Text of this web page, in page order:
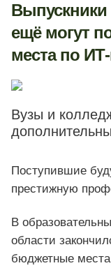
Выпускники
ещё могут
места по
Вузы и
Поступившие
престижную
В
области
бюджетные